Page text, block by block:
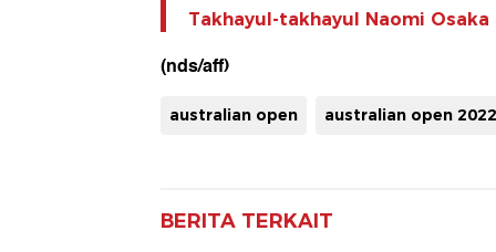
Takhayul-takhayul Naomi
(nds/aff)
australian open australian open 2022
BERITA TERKAIT